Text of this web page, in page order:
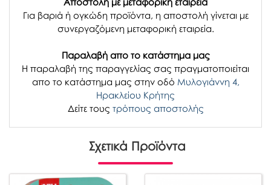
Για βαριά ή ογκώδη προϊόντα, η αποστολή γίνεται με
συνεργαζόμενη μεταφορική εταιρεία.
Παραλαβή απο το κατάστημα μας
H παραλαβή της παραγγελίας σας πραγματοποιείται
απο το κατάστημα μας στην οδό Μυλογιάννη 4,
Ηρακλείου Κρήτης
Δείτε τους τρόπους αποστολής
Σχετικά Προϊόντα